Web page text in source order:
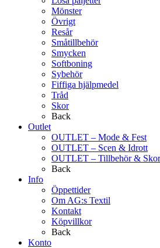
Mönster
Övrigt
Resår
Småtillbehör
Smycken
Softboning
Sybehör
Fiffiga hjälpmedel
Tråd
Skor
Back
Outlet
OUTLET – Mode & Fest
OUTLET – Scen & Idrott
OUTLET – Tillbehör & Skor
Back
Info
Öppettider
Om AG:s Textil
Kontakt
Köpvillkor
Back
Konto